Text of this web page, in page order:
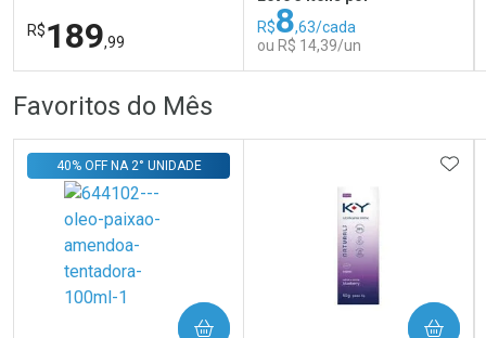
R$189,99
Por Menos
R$8,63/cada
ou R$ 14,39/un
Por Menos
Favoritos do Mês
40% OFF NA 2° UNIDADE
COMPRAR COMPRAR